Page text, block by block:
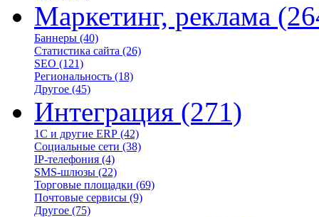
Маркетинг, реклама
Баннеры (40)
Статистика сайта (26)
SEO (121)
Региональность (18)
Другое (45)
Интеграция (271)
1С и другие ERP (42)
Социальные сети (38)
IP-телефония (4)
SMS-шлюзы (22)
Торговые площадки (69)
Почтовые сервисы (9)
Другое (75)